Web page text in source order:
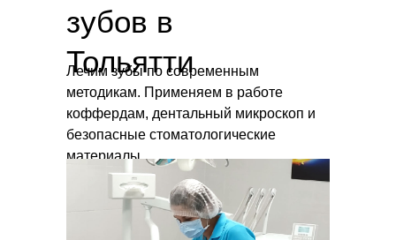
зубов в
Тольятти
Лечим зубы по современным
методикам. Применяем в работе
коффердам, дентальный микроскоп и
безопасные стоматологические
материалы